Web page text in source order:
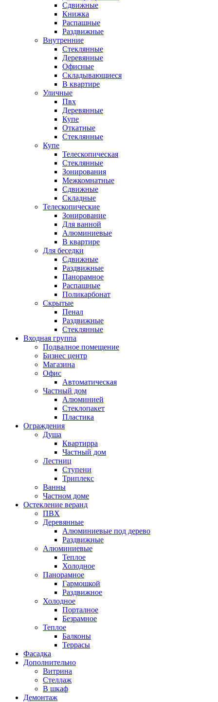
Сдвижные
Книжка
Распашные
Раздвижные
Внутренние
Стеклянные
Деревянные
Офисные
Складывающиеся
В квартире
Уличные
Пвх
Деревянные
Купе
Откатные
Стеклянные
Купе
Телескопическая
Стеклянные
Зонирования
Межкомнатные
Сдвижные
Складные
Телескопические
Зонирование
Для ванной
Алюминиевые
В квартире
Для беседки
Сдвижные
Раздвижные
Панорамное
Распашные
Поликарбонат
Скрытые
Пенал
Раздвижные
Стеклянные
Входная группа
Подвалное помещение
Бизнес центр
Магазина
Офис
Автоматическая
Частный дом
Алюминией
Стеклопакет
Пластика
Ограждения
Душа
Квартирра
Частный дом
Лестниц
Ступени
Триплекс
Ванны
Частном доме
Остекление веранд
ПВХ
Деревянные
Алюминиевые под дерево
Раздвижные
Алюминиевые
Теплое
Холодное
Панорамное
Гармошкой
Раздвижное
Холодное
Порталное
Безрамное
Теплое
Балконы
Террасы
Фасадка
Дополнительно
Витрина
Стеллаж
В шкаф
Демонтаж